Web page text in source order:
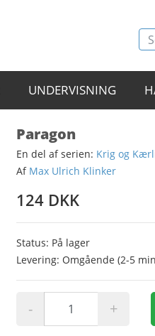
UNDERVISNING
Paragon
En del af serien: Krig og
Af Max Ulrich Klinker
124 DKK
Status: På lager
Levering: Omgående (2-5
- +